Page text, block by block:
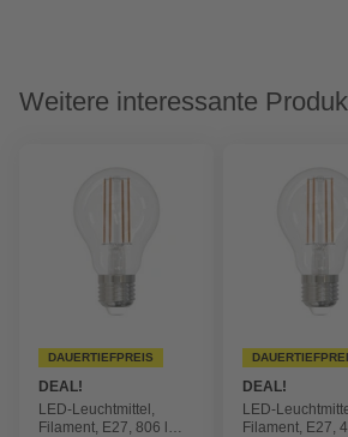
Weitere interessante
DAUERTIEFPREIS
DEAL!
LED-Leuchtmittel,
Filament, E27, 806 lm,
DEAL!
LED-
Filament, E27,